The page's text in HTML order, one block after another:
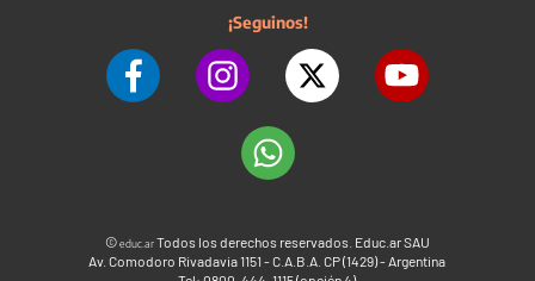
¡Seguinos!
©educ.arTodos los derechos reservados. Educ.ar SAU
Av. Comodoro Rivadavia 1151 - C.A.B.A. CP (1429) - Argentina